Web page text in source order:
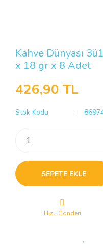
Kahve Dünyası
x 18 gr x 8 Adet
426,90 TL
Stok Kodu
SEPETE EKLE
Hızlı Gönderi